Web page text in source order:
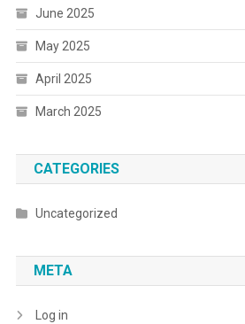
June 2025
May 2025
April 2025
March 2025
CATEGORIES
Uncategorized
META
Log in